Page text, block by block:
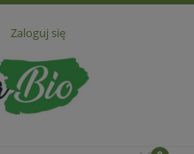
Zaloguj się